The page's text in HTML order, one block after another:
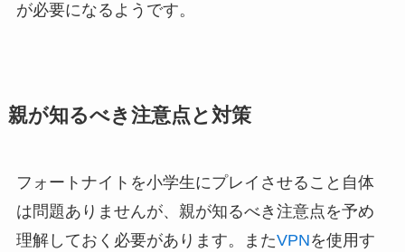
が必要になるようです。
親が知るべき注意点と対策
フォートナイトを小学生にプレイさせること自体
は問題ありませんが、親が知るべき注意点を予め
理解しておく必要があります。またVPNを使用す